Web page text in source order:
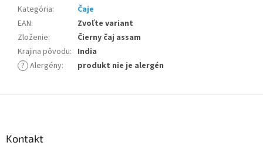
Kategória:
Čaje
EAN:
Zvoľte variant
Zloženie:
Čierny čaj assam
Krajina pôvodu: India
? Alergény: produkt nie je alergén
Kontakt